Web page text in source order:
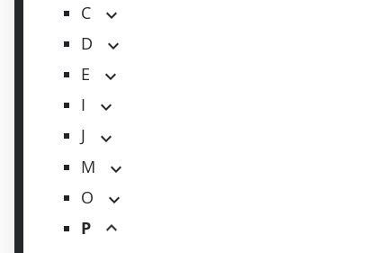
C
D
E
I
J
M
O
P